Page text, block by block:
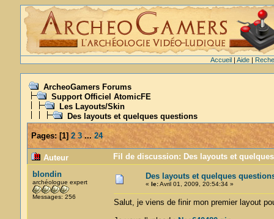
Accueil| Aide|
ArcheoGamers Forums
Support Officiel AtomicFE
Les Layouts/Skin
Des layouts et quelques questions
Pages:[1] 2 3 ... 24
Auteur
Fil de discussion: Des layouts et
blondin
archéologue expert
Messages: 256
Des layouts et quelques
« le:Avril 01, 2009, 20:54:34 »
Salut, je viens de finir mon premier layout